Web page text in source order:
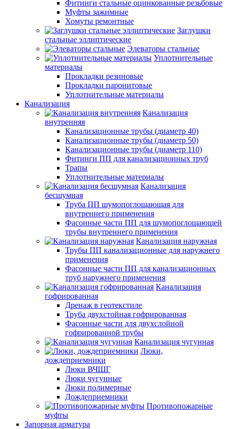
Фитинги стальные оцинкованные резьбовые
Муфты зажимные
Хомуты ремонтные
Заглушки
стальные эллиптические
Элеваторы стальные
Уплотнительные
материалы
Прокладки резиновые
Прокладки паронитовые
Уплотнительные материалы
Канализация
Канализация
внутренняя
Канализационные трубы (диаметр 40)
Канализационные трубы (диаметр 50)
Канализационные трубы (диаметр 110)
Фитинги ПП для канализационных труб
Трапы
Уплотнительные материалы
Канализация
бесшумная
Труба ПП шумопоглощающая для
внутреннего применения
Фасонные части ПП для шумопоглощающей
трубы внутреннего применения
Канализация наружная
Трубы ПП канализационные для наружнего
применения
Фасонные части ПП для канализационных
труб наружнего применения
Канализация
гофрированная
Дренаж в геотекстиле
Труба двухстойная гофрированная
Фасонные части для двухслойной
гофрированной трубы
Канализация чугунная
Люки,
дождеприемники
Люки ВЧШГ
Люки чугунные
Люки полимерные
Дождеприемники
Противопожарные
муфты
Запорная арматура